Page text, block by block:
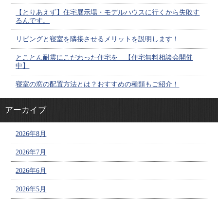
【とりあえず】住宅展示場・モデルハウスに行くから失敗す
るんです。
リビングと寝室を隣接させるメリットを説明します！
とことん耐震にこだわった住宅を 【住宅無料相談会開催
中】
寝室の窓の配置方法とは？おすすめの種類もご紹介！
アーカイブ
2026年8月
2026年7月
2026年6月
2026年5月